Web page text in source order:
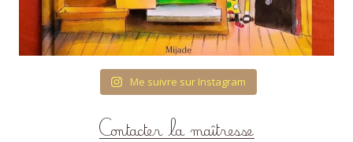
Me suivre sur Instagram